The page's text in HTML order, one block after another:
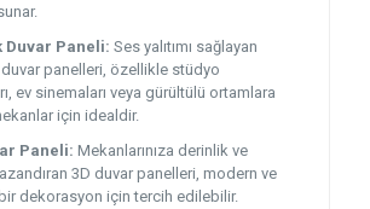
Duvar Paneli: Ses yalıtımı sağlayan
panelleri, özellikle stüdyo
ev sinemaları veya gürültülü ortamlara
için idealdir.
Paneli: Mekanlarınıza derinlik ve
3D duvar panelleri, modern ve
bir dekorasyon için tercih edilebilir.